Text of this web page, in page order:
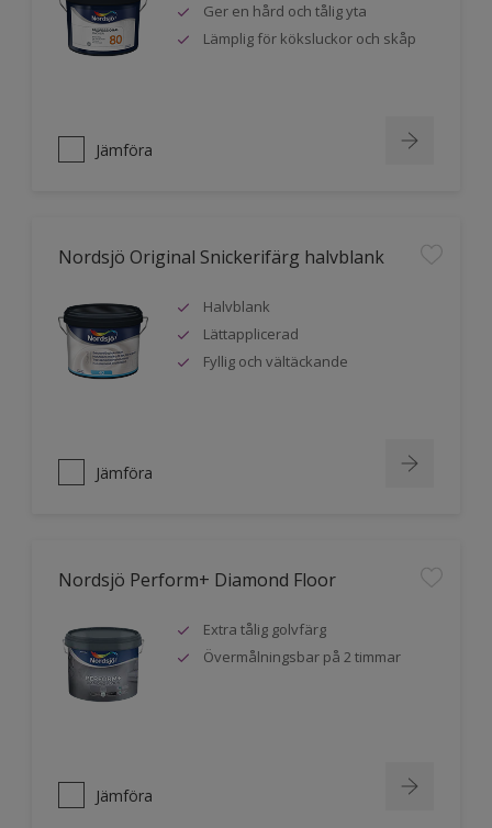
Ger en hård och tålig yta
Lämplig för köksluckor och skåp
Jämföra
Nordsjö Original Snickerifärg halvblank
Halvblank
Lättapplicerad
Fyllig och vältäckande
Jämföra
Nordsjö Perform+ Diamond Floor
Extra tålig golvfärg
Övermålningsbar på 2 timmar
Jämföra